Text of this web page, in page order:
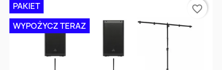
PAKIET
WYPOŻYCZ TERAZ
favorite_border